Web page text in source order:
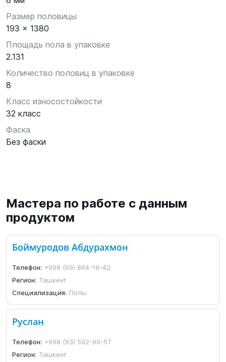
Размер половицы
193 x 1380
Площадь пола в упаковке
2.131
Количество половиц в упаковке
8
Класс износостойкости
32 класс
Фаска
Без фаски
Мастера по работе с данным
продуктом
Боймуродов Абдурахмон
Телефон: +998 (99) 864-16-42
Регион: Ташкент
Специализация: Полы
Руслан
Телефон: +998 (93) 592-99-57
Регион: Ташкент